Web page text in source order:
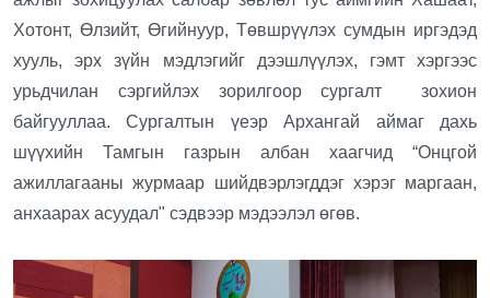
Хотонт, Өлзийт, Өгийнуур, Төвшрүүлэх сумдын иргэдэд
хууль, эрх зүйн мэдлэгийг дээшлүүлэх, гэмт хэргээс
урьдчилан сэргийлэх зорилгоор сургалт зохион
байгууллаа. Сургалтын үеэр Архангай аймаг дахь
шүүхийн Тамгын газрын албан хаагчид “Онцгой
ажиллагааны журмаар шийдвэрлэгддэг хэрэг маргаан,
анхаарах асуудал" сэдвээр мэдээлэл өгөв.